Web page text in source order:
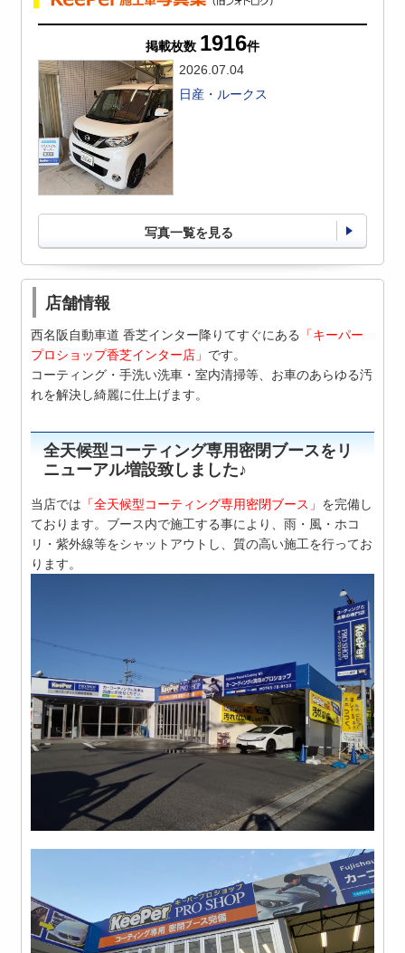
掲載枚数 1916件
2026.07.04
日産・ルークス
写真一覧を見る
店舗情報
西名阪自動車道 香芝インター降りてすぐにある
「キーパー
プロショップ香芝インター店」 です。
コーティング・手洗い洗車・室内清掃等、お車のあらゆる汚
れを解決し綺麗に仕上げます。
全天候型コーティング専用密閉ブースをリ
ニューアル増設致しました♪
当店では 「全天候型コーティング専用密閉ブース」 を完備し
ております。ブース内で施工する事により、雨・風・ホコ
リ・紫外線等をシャットアウトし、質の高い施工を行ってお
ります。